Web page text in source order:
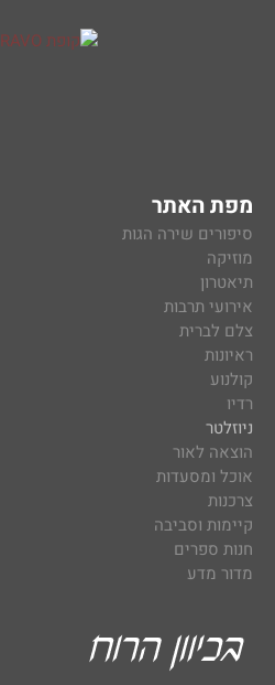
מפת האתר
סיפורים שירה הגות
מוזיקה
תיאטרון
אירועי תרבות
צלם לברית
ראיונות
קולנוע
רדיו
ניוזלטר
הוצאה לאור
אוכל ומסעדות
צרכנות
קיימות וסביבה
חנות ספרים
מדור מדע